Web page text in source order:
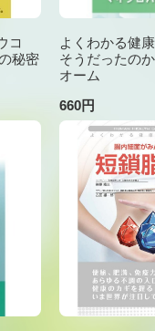
コ
秘密
よくわかる健
そうだったの
オーム
660円